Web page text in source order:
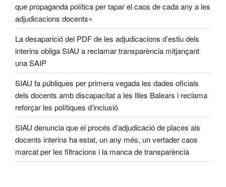
que propaganda política per tapar el caos de cada any a les
adjudicacions docents»
La desaparició del PDF de les adjudicacions d’estiu dels
interins obliga SIAU a reclamar transparència mitjançant
una SAIP
SIAU fa públiques per primera vegada les dades oficials
dels docents amb discapacitat a les Illes Balears i reclama
reforçar les polítiques d’inclusió
SIAU denuncia que el procés d’adjudicació de places als
docents interins ha estat, un any més, un vertader caos
marcat per les filtracions i la manca de transparència